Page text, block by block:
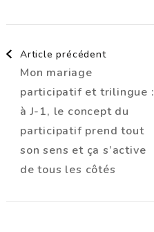
Navigation
d'article
Article précédent
Mon mariage
participatif et trilingue :
à J-1, le concept du
participatif prend tout
son sens et ça s’active
de tous les côtés